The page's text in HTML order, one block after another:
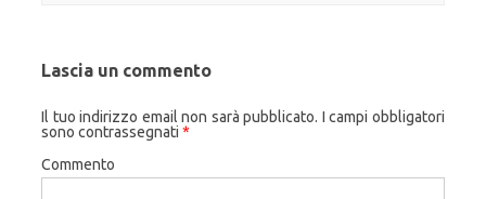
Lascia un commento
Il tuo indirizzo email non sarà pubblicato. I campi obbligatori
sono contrassegnati *
Commento